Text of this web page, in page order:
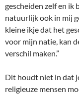
gescheiden zelf en ik
natuurlijk ook in mij
kleine ikje dat het
voor mijn natie, kan
verschil maken.”
Dit houdt niet in dat
religieuze mensen